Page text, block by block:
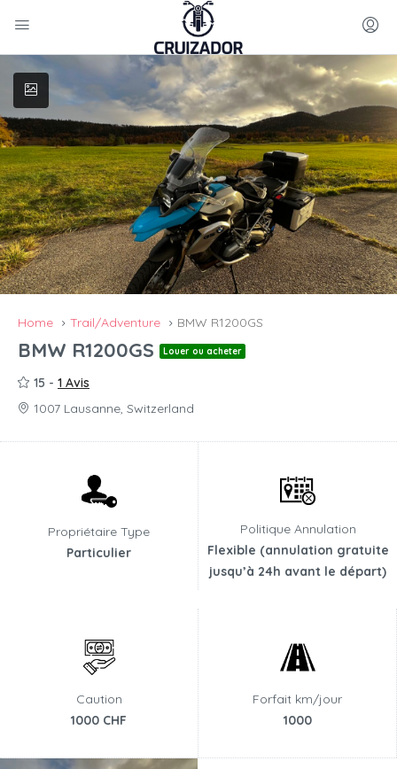
Home Trail/Adventure BMW R1200GS
BMW R1200GS Louer ou acheter
15 - 1 Avis
1007 Lausanne, Switzerland
Propriétaire Type
Particulier
Politique Annulation
Flexible (annulation gratuite
jusqu’à 24h avant le départ)
Caution
1000 CHF
Forfait km/jour
1000